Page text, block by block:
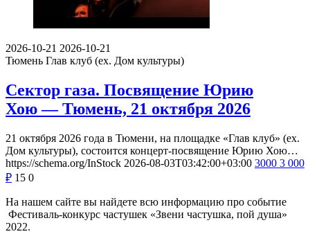
2026-10-21 2026-10-21
Тюмень Глав клуб (ex. Дом культуры)
Сектор газа. Посвящение Юрию
Хою — Тюмень, 21 октября 2026
21 октября 2026 года в Тюмени, на площадке «Глав клуб» (ex.
Дом культуры), состоится концерт-посвящение Юрию Хою…
https://schema.org/InStock 2026-08-03T03:42:00+03:00 3000 3 000
₽ 15 0
На нашем сайте вы найдете всю информацию про событие
Фестиваль-конкурс частушек «Звени частушка, пой душа»
2022.